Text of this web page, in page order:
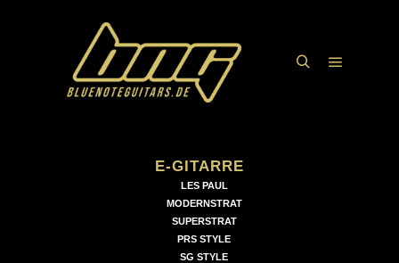
E-GITARRE
LES PAUL
MODERNSTRAT
SUPERSTRAT
PRS STYLE
SG STYLE